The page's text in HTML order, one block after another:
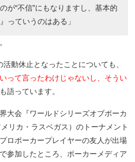
が“不信”にもなりますし、基本的
っていうのはある」
動休止となったことについても、
って言ったわけじゃないし、そうい
語っています。
大会『ワールドシリーズオブポーカ
リカ・ラスベガス）のトーナメント
ロポーカープレイヤーの友人が出場
参加したところ、ポーカーメディア